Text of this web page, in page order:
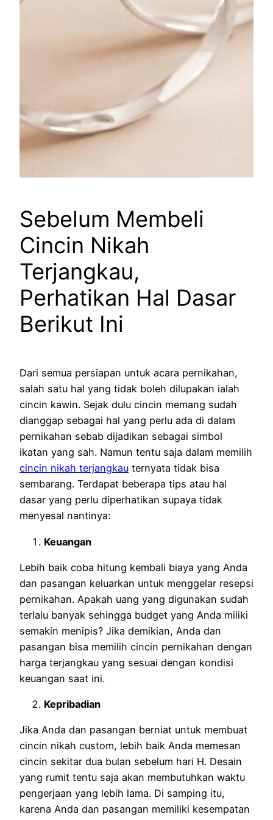
Sebelum Membeli
Cincin Nikah
Terjangkau,
Perhatikan Hal Dasar
Berikut Ini
Dari semua persiapan untuk acara pernikahan,
salah satu hal yang tidak boleh dilupakan ialah
cincin kawin. Sejak dulu cincin memang sudah
dianggap sebagai hal yang perlu ada di dalam
pernikahan sebab dijadikan sebagai simbol
ikatan yang sah. Namun tentu saja dalam memilih
cincin nikah terjangkau ternyata tidak bisa
sembarang. Terdapat beberapa tips atau hal
dasar yang perlu diperhatikan supaya tidak
menyesal nantinya:
Keuangan
Lebih baik coba hitung kembali biaya yang Anda
dan pasangan keluarkan untuk menggelar resepsi
pernikahan. Apakah uang yang digunakan sudah
terlalu banyak sehingga budget yang Anda miliki
semakin menipis? Jika demikian, Anda dan
pasangan bisa memilih cincin pernikahan dengan
harga terjangkau yang sesuai dengan kondisi
keuangan saat ini.
Kepribadian
Jika Anda dan pasangan berniat untuk membuat
cincin nikah custom, lebih baik Anda memesan
cincin sekitar dua bulan sebelum hari H. Desain
yang rumit tentu saja akan membutuhkan waktu
pengerjaan yang lebih lama. Di samping itu,
karena Anda dan pasangan memiliki kesempatan